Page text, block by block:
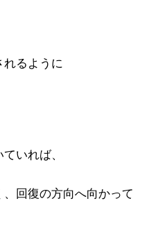
るように
いれば、
回復の方向へ向かって